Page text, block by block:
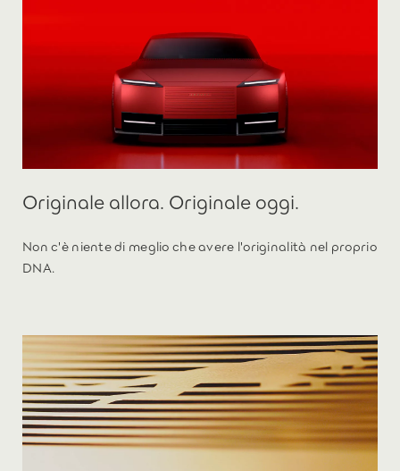
Originale allora. Originale oggi.
Non c'è niente di meglio che avere l'originalità nel proprio
DNA.